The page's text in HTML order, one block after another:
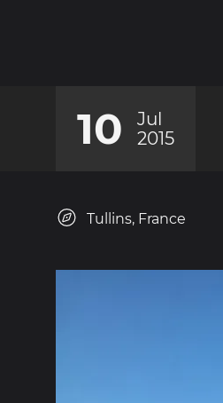
10
Jul
2015
Tullins, France